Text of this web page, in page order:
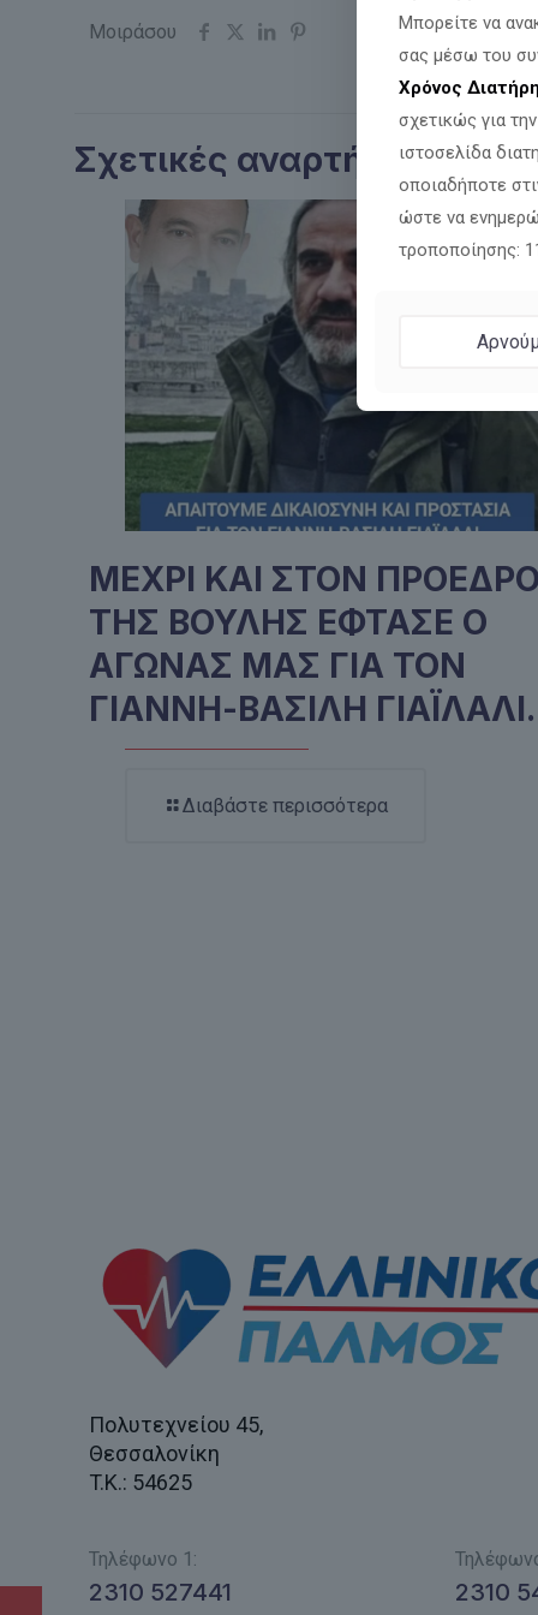
Μοιράσου
Σχετικές αναρτήσεις
ΜΕΧΡΙ ΚΑΙ ΣΤΟΝ ΠΡΟΕΔΡΟ
ΤΗΣ ΒΟΥΛΗΣ ΕΦΤΑΣΕ Ο
ΑΓΩΝΑΣ ΜΑΣ ΓΙΑ ΤΟΝ
ΓΙΑΝΝΗ-ΒΑΣΙΛΗ ΓΙΑΪΛΑΛΙ.
Διαβάστε περισσότερα
Πολυτεχνείου 45,
Θεσσαλονίκη
T.K.: 54625
2310 527441
Τηλέφωνο 1:
2310
Μπορείτε να
σας μέσω του
Χρόνος
σχετικώς για
ιστοσελίδα
οποιαδήποτε
ώστε να
τροποποίησης: